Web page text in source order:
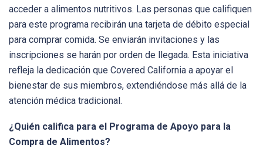
acceder a alimentos nutritivos. Las personas que califiquen
para este programa recibirán una tarjeta de débito especial
para comprar comida. Se enviarán invitaciones y las
inscripciones se harán por orden de llegada. Esta iniciativa
refleja la dedicación que Covered California a apoyar el
bienestar de sus miembros, extendiéndose más allá de la
atención médica tradicional.
¿Quién califica para el Programa de Apoyo para la
Compra de Alimentos?